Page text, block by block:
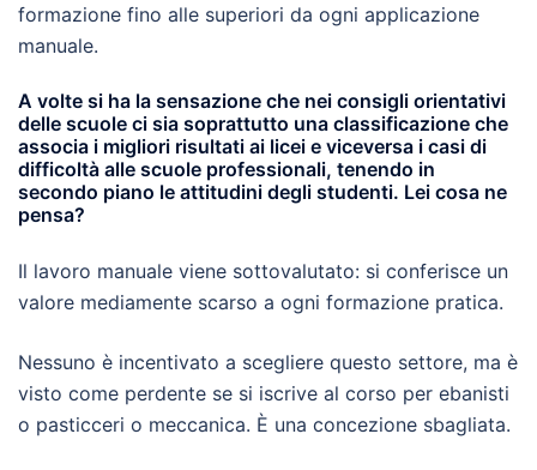
formazione fino alle superiori da ogni applicazione
manuale.
A volte si ha la sensazione che nei consigli orientativi
delle scuole ci sia soprattutto una classificazione che
associa i migliori risultati ai licei e viceversa i casi di
difficoltà alle scuole professionali, tenendo in
secondo piano le attitudini degli studenti. Lei cosa ne
pensa?
Il lavoro manuale viene sottovalutato: si conferisce un
valore mediamente scarso a ogni formazione pratica.
Nessuno è incentivato a scegliere questo settore, ma è
visto come perdente se si iscrive al corso per ebanisti
o pasticceri o meccanica. È una concezione sbagliata.